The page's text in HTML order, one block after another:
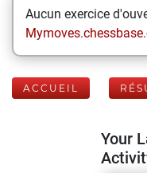
Aucun exercice
ACCUEIL
Your